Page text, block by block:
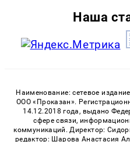
Наша
Наименование: сетевое издание
ООО «Проказан».
14.12.2018 года, выдано
сфере связи,
коммуникаций. Директор:
редактор: Шарова Анастасия